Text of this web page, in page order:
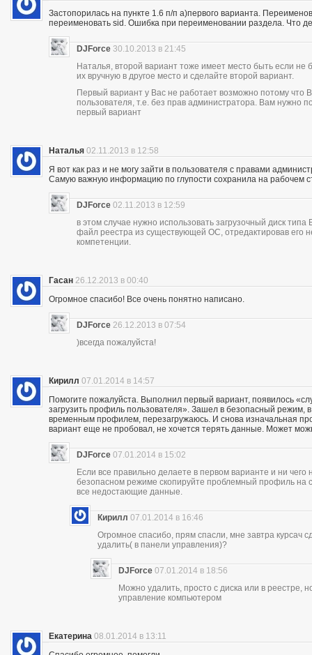
Застопорилась на пункте 1.6 п/п а)первого варианта.
переименовать sid. Ошибка при переименовании раздела. Что
DJForce 30.10.2013 в 21:45
Наталья, второй вариант тоже имеет место быть если не
их вручную в другое место и сделайте второй вариант.
Первый вариант у Вас не работает возможно потому что
пользователя, т.е. без прав администратора. Вам нужно
первый вариант
Наталья 02.11.2013 в 12:58
Я вот как раз и не могу зайти в пользователя с правами
Самую важную информацию по глупости сохранила на рабочем
DJForce 02.11.2013 в 12:59
в этом случае нужно использовать загрузочный диск
файл реестра из существующей ОС, отредактировав его
компетенции.
Гасан 26.12.2013 в 00:40
Огромное спасибо! Все очень понятно написано.
DJForce 26.12.2013 в 07:54
)всегда пожалуйста!
Кирилл 07.01.2014 в 14:57
Помогите пожалуйста. Выполнил первый вариант, появилось
загрузить профиль пользователя». Зашел в безопасный режим,
временным профилем, перезагружаюсь. И снова изначальная
вариант еще не пробовал, не хочется терять данные. Может
DJForce 07.01.2014 в 15:02
Если все правильно делаете в первом варианте и ни
безопасном режиме скопируйте проблемный профиль на
все недостающие данные.
Кирилл 07.01.2014 в 16:46
Огромное спасибо, прям спасли, мне завтра курсач
удалить( в панели управления)?
DJForce 07.01.2014 в 18:56
Можно удалить, просто с диска или в реестре,
управление компьютером
Екатерина 08.01.2014 в 13:11